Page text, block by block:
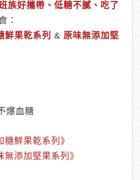
族好攜帶、低糖不膩、吃了
：
鮮果乾系列 & 原味無添加堅
爆血糖
鮮果乾系列》
添加堅果系列》